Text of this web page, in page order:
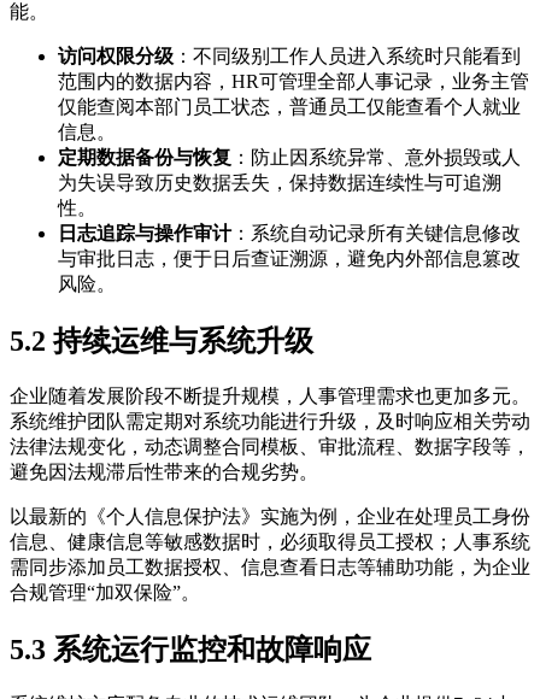
能。
访问权限分级 ：不同级别工作人员进入系统时只能看到
范围内的数据内容，HR可管理全部人事记录，业务主管
仅能查阅本部门员工状态，普通员工仅能查看个人就业
信息。
定期数据备份与恢复 ：防止因系统异常、意外损毁或人
为失误导致历史数据丢失，保持数据连续性与可追溯
性。
日志追踪与操作审计：系统自动记录所有关键信息修改
与审批日志，便于日后查证溯源，避免内外部信息篡改
风险。
5.2 持续运维与系统升级
企业随着发展阶段不断提升规模，人事管理需求也更加多元。
系统维护团队需定期对系统功能进行升级，及时响应相关劳动
法律法规变化，动态调整合同模板、审批流程、数据字段等，
避免因法规滞后性带来的合规劣势。
以最新的《个人信息保护法》实施为例，企业在处理员工身份
信息、健康信息等敏感数据时，必须取得员工授权；人事系统
需同步添加员工数据授权、信息查看日志等辅助功能，为企业
合规管理“加双保险”。
5.3 系统运行监控和故障响应